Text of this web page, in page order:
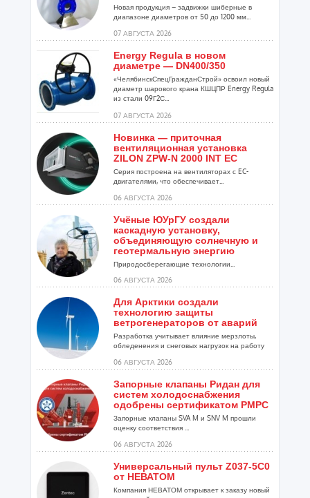
Новая продукция – задвижки шиберные в
диапазоне диаметров от 50 до 1200 мм...
07 АВГУСТА 2026
Energy Regula в новом
диаметре — DN400/350
«ЧелябинскСпецГражданСтрой» освоил новый
диаметр шарового крана КШЦПР Energy Regula
из стали 09Г2С...
07 АВГУСТА 2026
Новинка — приточная
вентиляционная установка
ZILON ZPW-N 2000 INT EC
Серия построена на вентиляторах с EC-
двигателями, что обеспечивает...
06 АВГУСТА 2026
Учёные ЮУрГУ создали
каскадную установку,
объединяющую солнечную и
геотермальную энергию
Природосберегающие технологии...
06 АВГУСТА 2026
Для Арктики создали
технологию защиты
ветрогенераторов от аварий
Разработка учитывает влияние мерзлоты,
обледенения и снеговых нагрузок на работу
06 АВГУСТА 2026
Запорные клапаны Ридан для
систем холодоснабжения
одобрены сертификатом РМРС
Запорные клапаны SVA M и SNV M прошли
оценку соответствия ...
06 АВГУСТА 2026
Универсальный пульт Z037-5C0
от НЕВАТОМ
Компания НЕВАТОМ открывает к заказу новый